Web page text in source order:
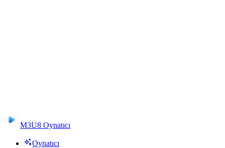
M3U8 Oynatıcı
Oynatıcı